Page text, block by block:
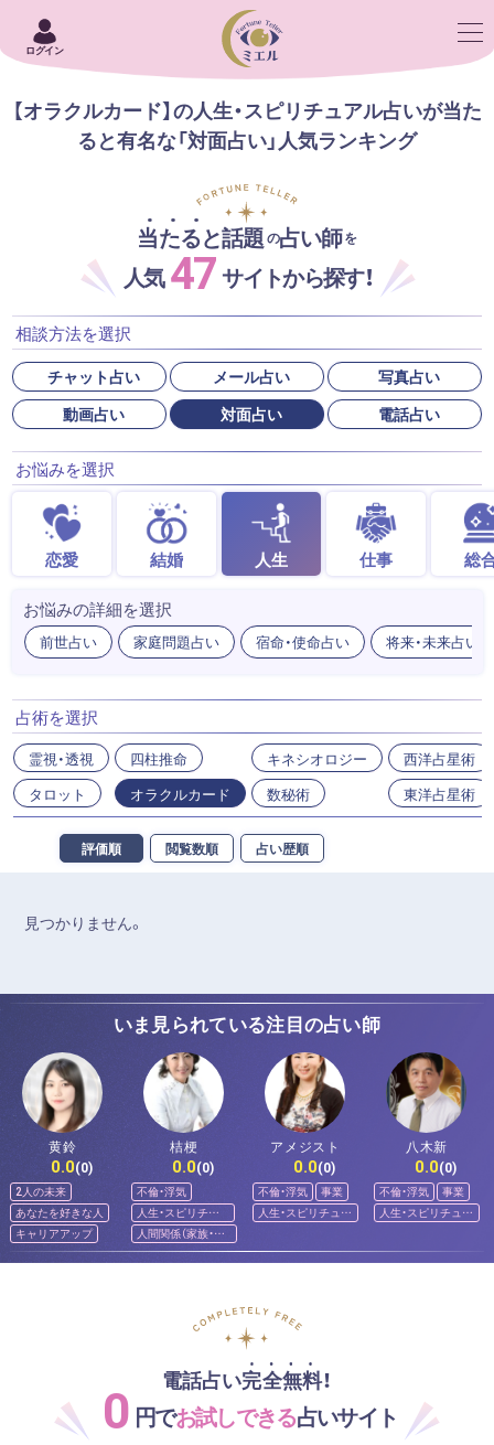
ログイン
【オラクルカード】の人生・スピリチュアル占いが当た
ると有名な「対面占い」人気ランキング
当たると話題の占い師を
人気47サイトから探す！
相談方法を選択
チャット占い メール占い
写真占い
動画占い
対面占い 電話占い
お悩みを選択
恋愛 結婚 人生 仕事 総
お悩みの詳細を選択
前世占い 家庭問題占い 宿命・使命占い 将来・未来占い
占術を選択
霊視・透視
タロット
四柱推命
オラクルカード
キネシオロジー
数秘術
西洋占星術
東洋占星術
評価順 閲覧数順 占い歴順
見つかりません。
いま見られている注目の占い師
黄鈴
0.0(0)
2人の未来
あなたを好きな人
キャリアアップ
桔梗
0.0(0)
不倫・浮気
人生・スピリチュ
アル
人間関係（家族・友
人）
アメジスト
0.0(0)
不倫・浮気
事業
人生・スピリチュア
ル
八木新
0.0(0)
不倫・浮気
事業
人生・スピリチュア
ル
電話占い完全無料！
0 円でお試しできる占いサイト